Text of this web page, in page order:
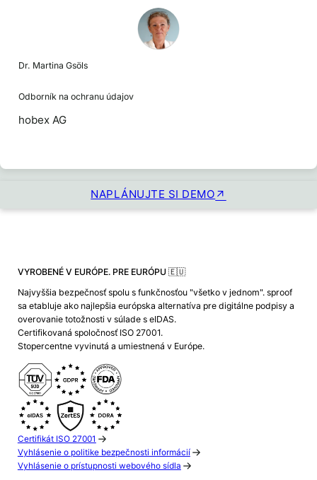
Dr. Martina Gsöls
Odborník na ochranu údajov
hobex AG
NAPLÁNUJTE SI DEMO
VYROBENÉ V EURÓPE. PRE EURÓPU 🇪🇺
Najvyššia bezpečnosť spolu s funkčnosťou "všetko v jednom". sproof
sa etabluje ako najlepšia európska alternatíva pre digitálne podpisy a
overovanie totožnosti v súlade s eIDAS.
Certifikovaná spoločnosť ISO 27001.
Stopercentne vyvinutá a umiestnená v Európe.
Certifikát ISO 27001
Vyhlásenie o politike bezpečnosti informácií
Vyhlásenie o prístupnosti webového sídla